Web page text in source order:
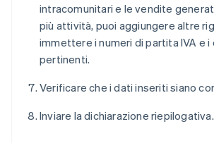
intracomunitari e le vendite
più attività, puoi aggiungere altre
immettere i numeri di partita IVA e
pertinenti.
Verificare che i dati inseriti siano
Inviare la dichiarazione riepilogativa.